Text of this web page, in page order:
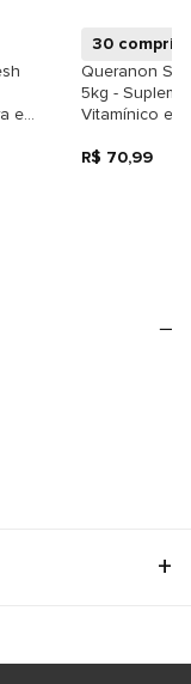
e
30
Queranon
5kg -
Vitamínico e
Pelagem
R$ 70,99